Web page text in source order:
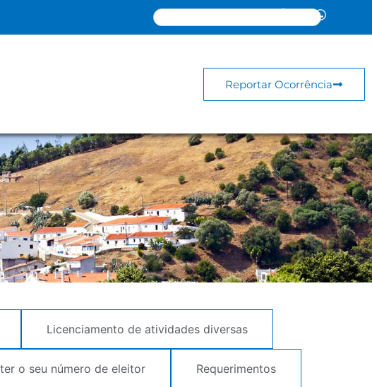
Reportar Ocorrência
Licenciamento de atividades diversas
o seu número de eleitor Requerimentos